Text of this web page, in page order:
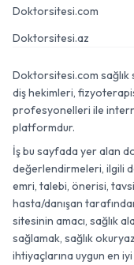
Doktorsitesi.com
Doktorsitesi.az
Doktorsitesi.com sağlık
diş hekimleri,
profesyonelleri ile
platformdur.
İş bu sayfada yer alan
değerlendirmeleri, ilgili
emri, talebi, önerisi,
hasta/danışan
sitesinin amacı, sağlık
sağlamak, sağlık
ihtiyaçlarına uygun en